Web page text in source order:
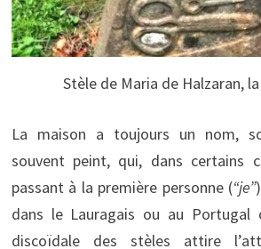
Stèle de Maria de Halzaran,
La maison a toujours un nom,
souvent peint, qui, dans certains
passant à la première personne (“je”
dans le Lauragais ou au
discoïdale des stèles attire